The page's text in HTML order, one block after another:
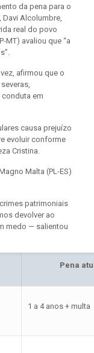
da pena para o
Alcolumbre,
real do povo
MT) avaliou que “a
afirmou que o
em
causa prejuízo
evoluir conforme
Cristina.
Malta (PL-ES)
patrimoniais
devolver ao
medo — salientou
Pena
1 a 4 anos + multa